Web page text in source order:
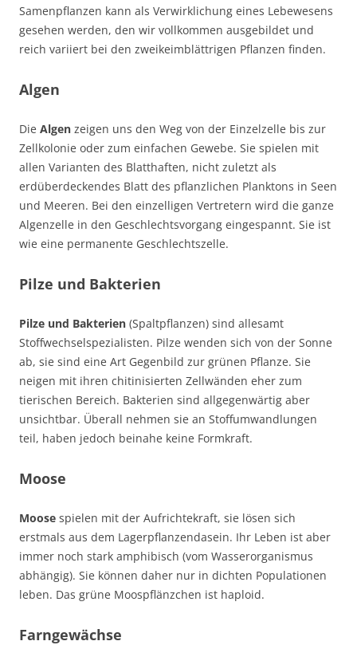
Samenpflanzen kann als Verwirklichung eines Lebewesens
gesehen werden, den wir vollkommen ausgebildet und
reich variiert bei den zweikeimblättrigen Pflanzen finden.
Algen
Die Algen zeigen uns den Weg von der Einzelzelle bis zur
Zellkolonie oder zum einfachen Gewebe. Sie spielen mit
allen Varianten des Blatthaften, nicht zuletzt als
erdüberdeckendes Blatt des pflanzlichen Planktons in Seen
und Meeren. Bei den einzelligen Vertretern wird die ganze
Algenzelle in den Geschlechtsvorgang eingespannt. Sie ist
wie eine permanente Geschlechtszelle.
Pilze und Bakterien
Pilze und Bakterien (Spaltpflanzen) sind allesamt
Stoffwechselspezialisten. Pilze wenden sich von der Sonne
ab, sie sind eine Art Gegenbild zur grünen Pflanze. Sie
neigen mit ihren chitinisierten Zellwänden eher zum
tierischen Bereich. Bakterien sind allgegenwärtig aber
unsichtbar. Überall nehmen sie an Stoffumwandlungen
teil, haben jedoch beinahe keine Formkraft.
Moose
Moose spielen mit der Aufrichtekraft, sie lösen sich
erstmals aus dem Lagerpflanzendasein. Ihr Leben ist aber
immer noch stark amphibisch (vom Wasserorganismus
abhängig). Sie können daher nur in dichten Populationen
leben. Das grüne Moospflänzchen ist haploid.
Farngewächse